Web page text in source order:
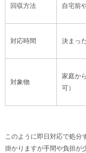
回収方法 自宅前
対応時間 決まっ
対象物
家庭か
可）
このように即日対応で処分
掛かりますが手間や負担が